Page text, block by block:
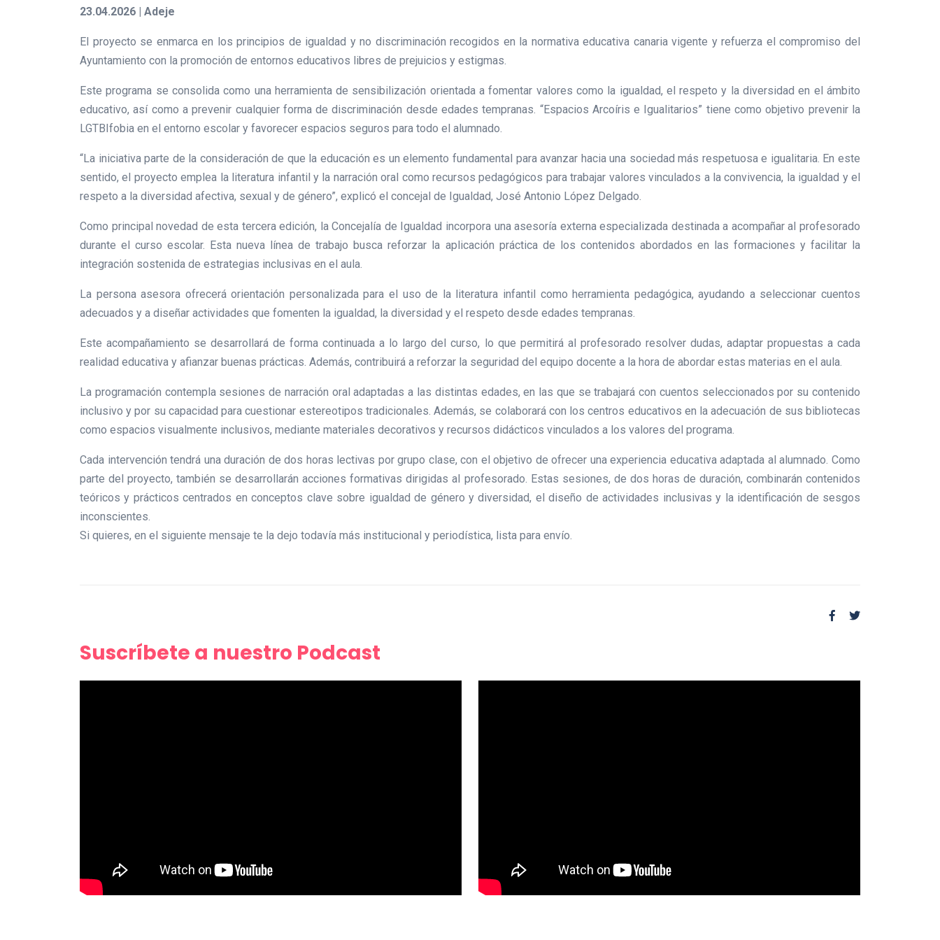
23.04.2026 | Adeje
El proyecto se enmarca en los principios de igualdad y no discriminación recogidos en la normativa educativa canaria vigente y refuerza el compromiso del
Ayuntamiento con la promoción de entornos educativos libres de prejuicios y estigmas.
Este programa se consolida como una herramienta de sensibilización orientada a fomentar valores como la igualdad, el respeto y la diversidad en el ámbito
educativo, así como a prevenir cualquier forma de discriminación desde edades tempranas. “Espacios Arcoíris e Igualitarios” tiene como objetivo prevenir la
LGTBIfobia en el entorno escolar y favorecer espacios seguros para todo el alumnado.
“La iniciativa parte de la consideración de que la educación es un elemento fundamental para avanzar hacia una sociedad más respetuosa e igualitaria. En este
sentido, el proyecto emplea la literatura infantil y la narración oral como recursos pedagógicos para trabajar valores vinculados a la convivencia, la igualdad y el
respeto a la diversidad afectiva, sexual y de género”, explicó el concejal de Igualdad, José Antonio López Delgado.
Como principal novedad de esta tercera edición, la Concejalía de Igualdad incorpora una asesoría externa especializada destinada a acompañar al profesorado
durante el curso escolar. Esta nueva línea de trabajo busca reforzar la aplicación práctica de los contenidos abordados en las formaciones y facilitar la
integración sostenida de estrategias inclusivas en el aula.
La persona asesora ofrecerá orientación personalizada para el uso de la literatura infantil como herramienta pedagógica, ayudando a seleccionar cuentos
adecuados y a diseñar actividades que fomenten la igualdad, la diversidad y el respeto desde edades tempranas.
Este acompañamiento se desarrollará de forma continuada a lo largo del curso, lo que permitirá al profesorado resolver dudas, adaptar propuestas a cada
realidad educativa y afianzar buenas prácticas. Además, contribuirá a reforzar la seguridad del equipo docente a la hora de abordar estas materias en el aula.
La programación contempla sesiones de narración oral adaptadas a las distintas edades, en las que se trabajará con cuentos seleccionados por su contenido
inclusivo y por su capacidad para cuestionar estereotipos tradicionales. Además, se colaborará con los centros educativos en la adecuación de sus bibliotecas
como espacios visualmente inclusivos, mediante materiales decorativos y recursos didácticos vinculados a los valores del programa.
Cada intervención tendrá una duración de dos horas lectivas por grupo clase, con el objetivo de ofrecer una experiencia educativa adaptada al alumnado. Como
parte del proyecto, también se desarrollarán acciones formativas dirigidas al profesorado. Estas sesiones, de dos horas de duración, combinarán contenidos
teóricos y prácticos centrados en conceptos clave sobre igualdad de género y diversidad, el diseño de actividades inclusivas y la identificación de sesgos
inconscientes.
Si quieres, en el siguiente mensaje te la dejo todavía más institucional y periodística, lista para envío.
Suscríbete a nuestro Podcast